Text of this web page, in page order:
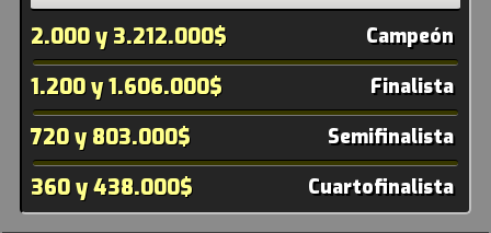
Campeón
2.000 y 3.212.000$
Finalista
1.200 y 1.606.000$
Semifinalista
720 y 803.000$
Cuartofinalista
360 y 438.000$